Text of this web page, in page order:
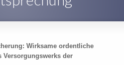
Wirksame ordentliche
Versorgungswerks der